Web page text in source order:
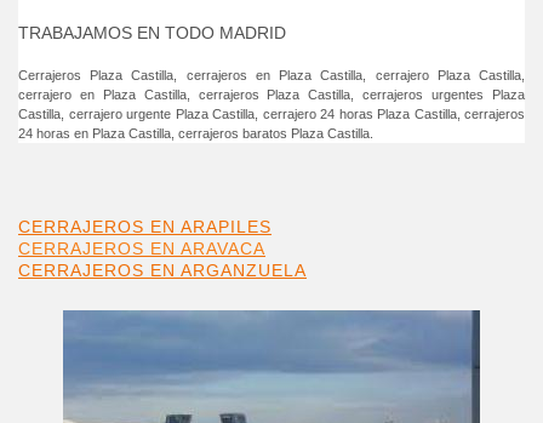
TRABAJAMOS EN TODO MADRID
Cerrajeros Plaza Castilla, cerrajeros en Plaza Castilla, cerrajero Plaza Castilla,
cerrajero en Plaza Castilla, cerrajeros Plaza Castilla, cerrajeros urgentes Plaza
Castilla, cerrajero urgente Plaza Castilla, cerrajero 24 horas Plaza Castilla, cerrajeros
24 horas en Plaza Castilla, cerrajeros baratos Plaza Castilla.
CERRAJEROS EN ARAPILES
CERRAJEROS EN ARAVACA
CERRAJEROS EN ARGANZUELA